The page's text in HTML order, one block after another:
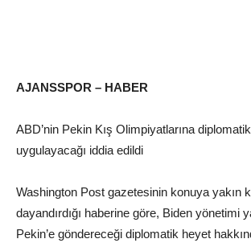
AJANSSPOR – HABER
ABD’nin Pekin Kış Olimpiyatlarına
uygulayacağı iddia edildi
Washington Post gazetesinin konuya yakın
dayandırdığı haberine göre, Biden yönetimi
Pekin’e göndereceği diplomatik heyet